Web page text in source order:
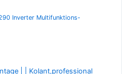
Inverter Multifunktions-